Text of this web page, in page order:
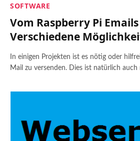
SOFTWARE
Vom Raspberry Pi
Verschiedene
In einigen Projekten ist es nötig oder
Mail zu versenden. Dies ist natürlich